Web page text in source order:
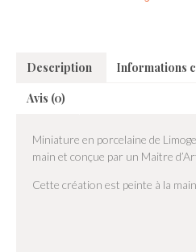
Description Informations
Avis (0)
Miniature en porcelaine de
main et conçue par un Maitre
Cette création est peinte à la